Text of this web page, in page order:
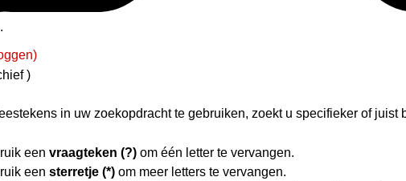
)
in uw zoekopdracht te gebruiken, zoekt u specifieker of juist
een vraagteken (?) om één letter te vervangen.
een sterretje (*) om meer letters te vervangen.